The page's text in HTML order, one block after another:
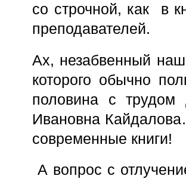
со строчной, как в
преподавателей.
Ах, незабвенный
которого обычно
половина с
Ивановна
современные книги!
А вопрос с